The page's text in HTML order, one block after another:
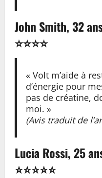
John Smith, 32
⭐⭐⭐⭐
« Volt m’aide à
d’énergie pour
pas de créatine,
moi. »
(Avis traduit de
Lucia Rossi, 25
⭐⭐⭐⭐⭐